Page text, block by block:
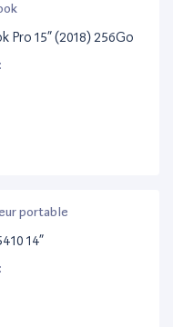
Pro 15” (2018) 256Go
portable
14”